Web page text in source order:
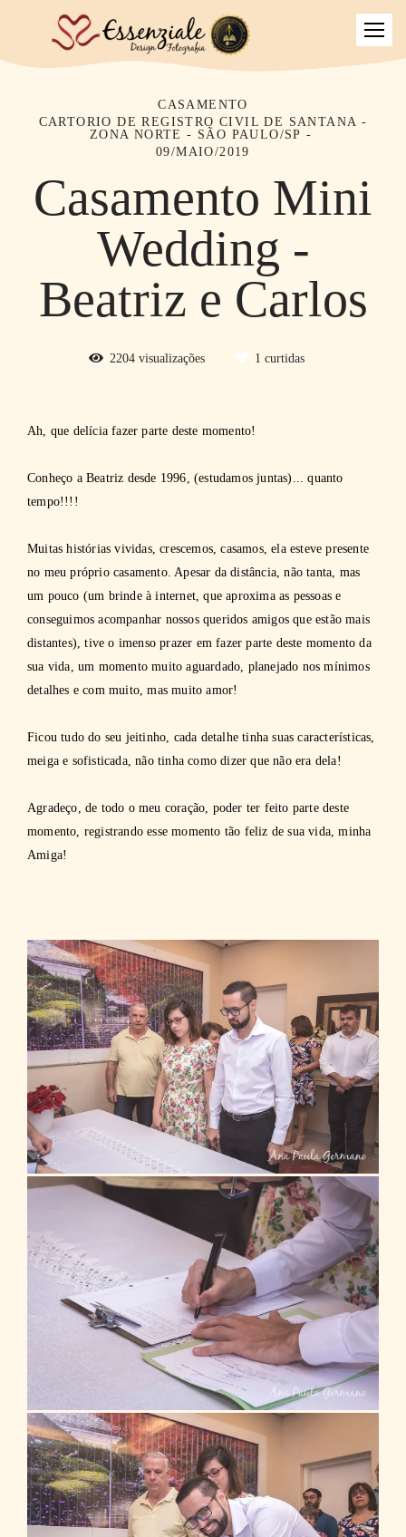
CASAMENTO
CARTORIO DE REGISTRO CIVIL DE SANTANA -
ZONA NORTE - SÃO PAULO/SP
09/MAIO/2019
Casamento Mini
Wedding -
Beatriz e Carlos
2204visualizações 1 curtidas
Ah, que delícia fazer parte deste momento!
Conheço a Beatriz desde 1996, (estudamos juntas)... quanto
tempo!!!!
Muitas histórias vividas, crescemos, casamos, ela esteve presente
no meu próprio casamento. Apesar da distância, não tanta, mas
um pouco (um brinde à internet, que aproxima as pessoas e
conseguimos acompanhar nossos queridos amigos que estão mais
distantes), tive o imenso prazer em fazer parte deste momento da
sua vida, um momento muito aguardado, planejado nos mínimos
detalhes e com muito, mas muito amor!
Ficou tudo do seu jeitinho, cada detalhe tinha suas características,
meiga e sofisticada, não tinha como dizer que não era dela!
Agradeço, de todo o meu coração, poder ter feito parte deste
momento, registrando esse momento tão feliz de sua vida, minha
Amiga!